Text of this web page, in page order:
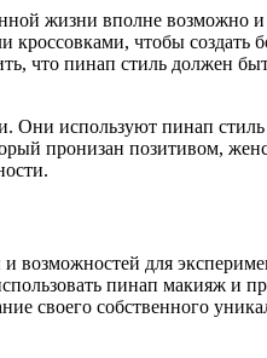
жизни вполне возможно
чтобы создать
что пинап стиль должен
используют пинап стиль
пронизан позитивом,
возможностей для
пинап макияж и
своего собственного